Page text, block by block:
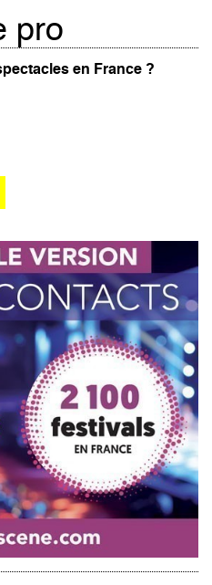
pro
en France ?